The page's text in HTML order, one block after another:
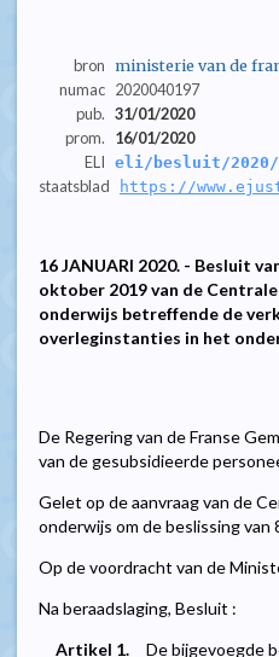
bron ministerie van de
numac 2020040197
pub. 31/01/2020
prom.
16/01/2020
ELI eli/besluit/2020/
staatsblad https://
16 JANUARI 2020. - Besluit
oktober 2019 van de
onderwijs betreffende de
overleginstanties in het
De Regering van de Franse
van de gesubsidieerde
Gelet op de aanvraag van de
onderwijs om de beslissing
Op de voordracht van de
Na beraadslaging, Besluit :
Artikel 1.
De bijgevoegde